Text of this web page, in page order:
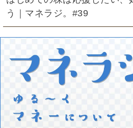
う｜マネラジ。#39